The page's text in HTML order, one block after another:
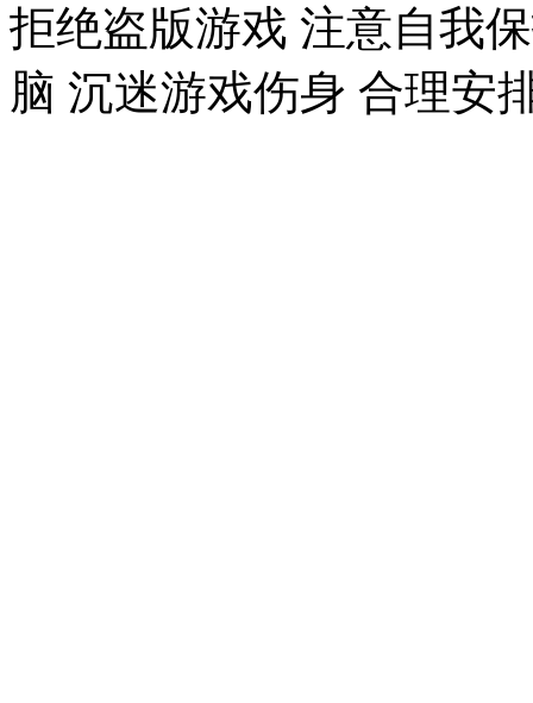
拒绝盗版游戏 注意自我
脑 沉迷游戏伤身 合理安